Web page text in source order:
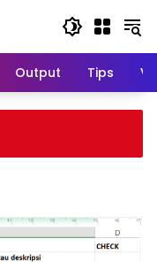
Output Tips